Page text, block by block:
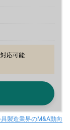
応可能
製造業界のM&A動向